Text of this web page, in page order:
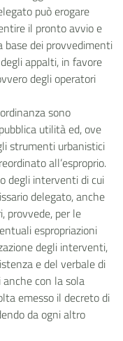
può erogare
il pronto avvio e
base dei provvedimenti
appalti, in favore
degli operatori
sono
utilità ed, ove
strumenti urbanistici
all’esproprio.
degli interventi di cui
delegato, anche
provvede, per le
espropriazioni
degli interventi,
e del verbale di
anche con la sola
emesso il decreto di
da ogni altro